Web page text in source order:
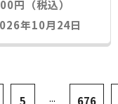
円（税込）
年10月24日
5 ... 676